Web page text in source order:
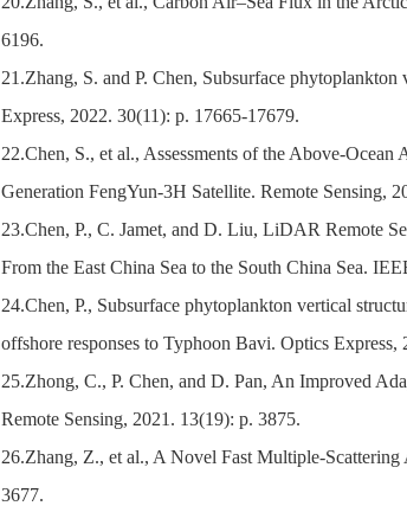
6196.
21.Zhang, S. and P. Chen, Subsurface
Express, 2022. 30(11): p. 17665-17679.
22.Chen, S., et al., Assessments of the Above-
Generation FengYun-3H Satellite. Remote Sensing,
23.Chen, P., C. Jamet, and D. Liu, LiDAR Remote
From the East China Sea to the South China Sea.
24.Chen, P., Subsurface phytoplankton vertical
offshore responses to Typhoon Bavi. Optics
25.Zhong, C., P. Chen, and D. Pan, An Improved
Remote Sensing, 2021. 13(19): p. 3875.
26.Zhang, Z., et al., A Novel Fast Multiple-
3677.